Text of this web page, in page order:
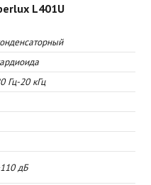
кГц
с пантографом)
настольная стойка,
L401U
Гц-20 кГц
дБ